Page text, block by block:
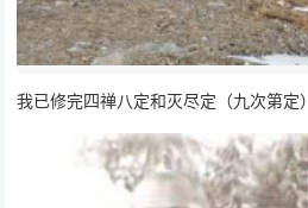
我已修完四禅八定和灭尽定（九次第定